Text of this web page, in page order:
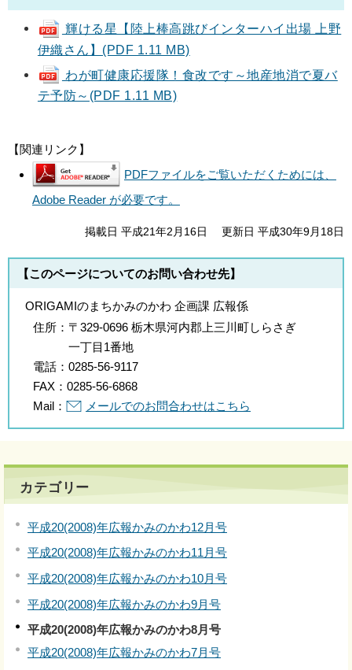
輝ける星【陸上棒高跳びインターハイ出場 上野
伊織さん】(PDF 1.11 MB)
わが町健康応援隊！食改です～地産地消で夏バ
テ予防～(PDF 1.11 MB)
【関連リンク】
PDFファイルをご覧いただくためには、
Adobe Reader が必要です。
掲載日 平成21年2月16日 更新日 平成30年9月18日
【このページについてのお問い合わせ先】
ORIGAMIのまちかみのかわ 企画課 広報係
住所： 〒329-0696 栃木県河内郡上三川町しらさぎ
一丁目1番地
電話： 0285-56-9117
FAX： 0285-56-6868
Mail：
メールでのお問合わせはこちら
カテゴリー
平成20(2008)年広報かみのかわ12月号
平成20(2008)年広報かみのかわ11月号
平成20(2008)年広報かみのかわ10月号
平成20(2008)年広報かみのかわ9月号
平成20(2008)年広報かみのかわ8月号
平成20(2008)年広報かみのかわ7月号